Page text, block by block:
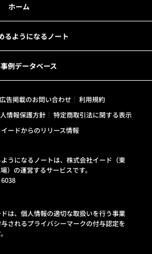
ホーム
るようになるノート
例データベース
広告掲載のお問い合わせ
利用規約
情報保護方針
特定商取引法に関する表示
イードからのリリース情報
うになるノートは、株式会社イード（東
）の運営するサービスです。
は、個人情報の適切な取扱いを行う事業
されるプライバシーマークの付与認定を